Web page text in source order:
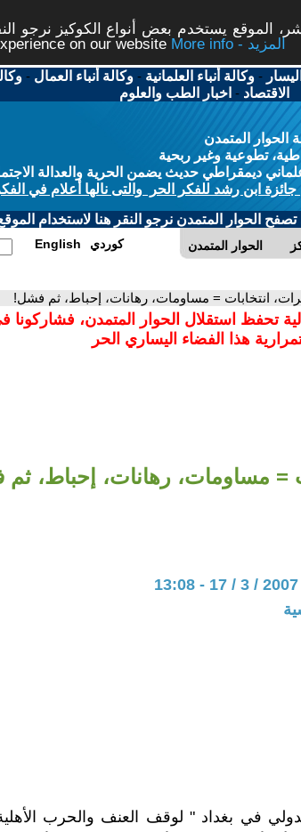
الموقع يستخدم بعض أنواع الكوكيز نرجو
on our website
More info - المزيد
-وكالة أنباء العلمانية -وكالة أنباء العمال -
الاقتصاد - اخبار الطب والعلوم
الحوار المتمدن
تطوعية وغير ربحية
ديمقراطي حديث يضمن الحرية والعدالة
ابن رشد للفكر الحر والتى نالها أعلام في
الحوار المتمدن نرجو النقر هنا لاستخدام
الحوار المتمدن English كوردي
انتخابات = مساومات، رهانات، إحباط، ثم فشل!
تحفظ استقلال الحوار المتمدن،
هذا الفضاء اليساري الحر
= مساومات، رهانات، إحباط،
في بغداد " لوقف العنف والحرب